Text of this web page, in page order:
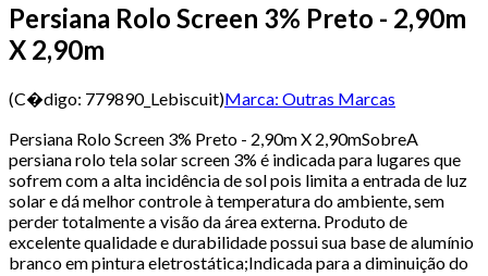
Persiana Rolo Screen 3% Preto - 2,90m
X 2,90m
(C�digo: 779890_Lebiscuit)Marca: Outras Marcas
Persiana Rolo Screen 3% Preto - 2,90m X 2,90mSobreA
persiana rolo tela solar screen 3% é indicada para lugares que
sofrem com a alta incidência de sol pois limita a entrada de luz
solar e dá melhor controle à temperatura do ambiente, sem
perder totalmente a visão da área externa. Produto de
excelente qualidade e durabilidade possui sua base de alumínio
branco em pintura eletrostática;Indicada para a diminuição do